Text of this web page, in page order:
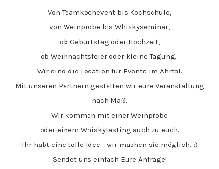
Von Teamkochevent bis Kochschule,
von Weinprobe bis Whiskyseminar,
ob Geburtstag oder Hochzeit,
ob Weihnachtsfeier oder kleine Tagung.
Wir sind die Location für Events im Ahrtal.
Mit unseren Partnern gestalten wir eure Veranstaltung
nach Maß.
Wir kommen mit einer Weinprobe
oder einem Whiskytasting auch zu euch.
Ihr habt eine tolle Idee - wir machen sie möglich. ;)
Sendet uns einfach Eure Anfrage!